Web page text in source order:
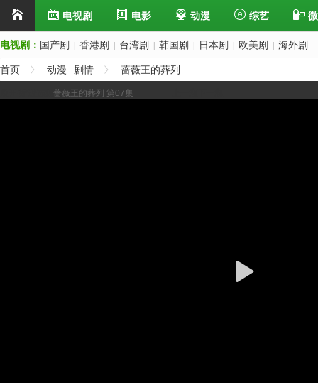
电视剧 电影 动漫 综艺
电视剧： 国产剧 香港剧 台湾剧 韩国剧 日本剧 欧美剧 海外剧
首页 动漫 剧情 蔷薇王的葬列
蔷薇王的葬列 第07集